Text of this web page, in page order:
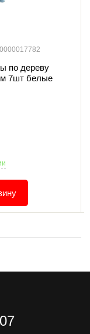
по дереву
7шт белые